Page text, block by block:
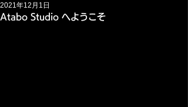
Atabo Studio へようこそ
2021年12月1日